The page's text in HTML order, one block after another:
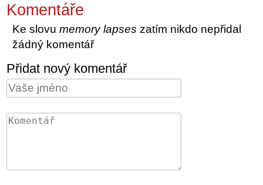
Komentáře
Ke slovumemory lapses zatím nikdo nepřidal
žádný komentář
Přidat nový komentář